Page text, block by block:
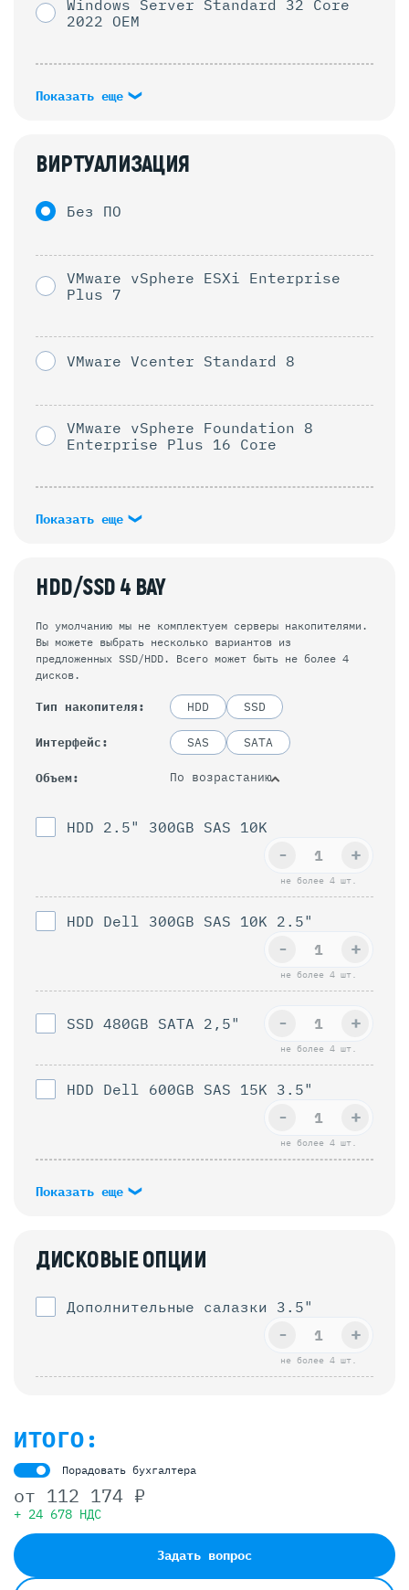
Windows Server Standard 32 Core
2022 OEM
Показать еще
ВИРТУАЛИЗАЦИЯ
Без ПО
VMware vSphere ESXi Enterprise
Plus 7
VMware Vcenter Standard 8
VMware vSphere Foundation 8
Enterprise Plus 16 Core
Показать еще
HDD/SSD 4 BAY
По умолчанию мы не комплектуем серверы накопителями.
Вы можете выбрать несколько вариантов из
предложенных SSD/HDD. Всего может быть не более 4
дисков.
Тип накопителя HDD SSD
Интерфейс SAS SATA
Объем По возрастанию
HDD 2.5" 300GB SAS 10K
не более 4 шт.
+
-
HDD Dell 300GB SAS 10K 2.5"
не более 4 шт.
+
-
SSD 480GB SATA 2,5"
не более 4 шт.
+
-
HDD Dell 600GB SAS 15K 3.5"
не более 4 шт.
+
-
Показать еще
ДИСКОВЫЕ ОПЦИИ
Дополнительные салазки 3.5"
не более 4 шт.
+
-
ИТОГО:
Порадовать бухгалтера
от 112 174 ₽
+ 24 678 НДС
Задать вопрос